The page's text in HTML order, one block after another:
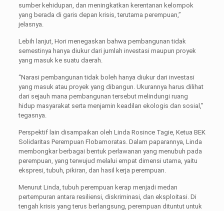
sumber kehidupan, dan meningkatkan kerentanan kelompok
yang berada di garis depan krisis, terutama perempuan,”
jelasnya.
Lebih lanjut, Hori menegaskan bahwa pembangunan tidak
semestinya hanya diukur dari jumlah investasi maupun proyek
yang masuk ke suatu daerah.
“Narasi pembangunan tidak boleh hanya diukur dari investasi
yang masuk atau proyek yang dibangun. Ukurannya harus dilihat
dari sejauh mana pembangunan tersebut melindungi ruang
hidup masyarakat serta menjamin keadilan ekologis dan sosial,”
tegasnya.
Perspektif lain disampaikan oleh Linda Rosince Tagie, Ketua BEK
Solidaritas Perempuan Flobamoratas. Dalam paparannya, Linda
membongkar berbagai bentuk perlawanan yang menubuh pada
perempuan, yang terwujud melalui empat dimensi utama, yaitu
ekspresi, tubuh, pikiran, dan hasil kerja perempuan.
Menurut Linda, tubuh perempuan kerap menjadi medan
pertempuran antara resiliensi, diskriminasi, dan eksploitasi. Di
tengah krisis yang terus berlangsung, perempuan dituntut untuk